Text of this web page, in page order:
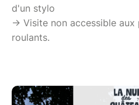
d'un stylo
-> Visite non accessible
roulants.